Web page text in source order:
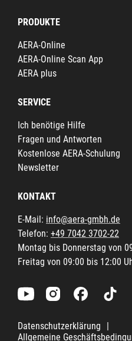
PRODUKTE
AERA-Online
AERA-Online Scan App
AERA plus
SERVICE
Ich benötige Hilfe
Fragen und Antworten
Kostenlose AERA-Schulung
Newsletter
KONTAKT
E-Mail: info@aera-gmbh.de
Telefon: +49 7042 3702-22
Montag bis Donnerstag von
Freitag von 09:00 bis 12:00
Datenschutzerklärung
Allgemeine